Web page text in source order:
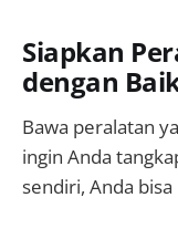
Siapkan
dengan
Bawa peralatan
ingin Anda
sendiri, Anda